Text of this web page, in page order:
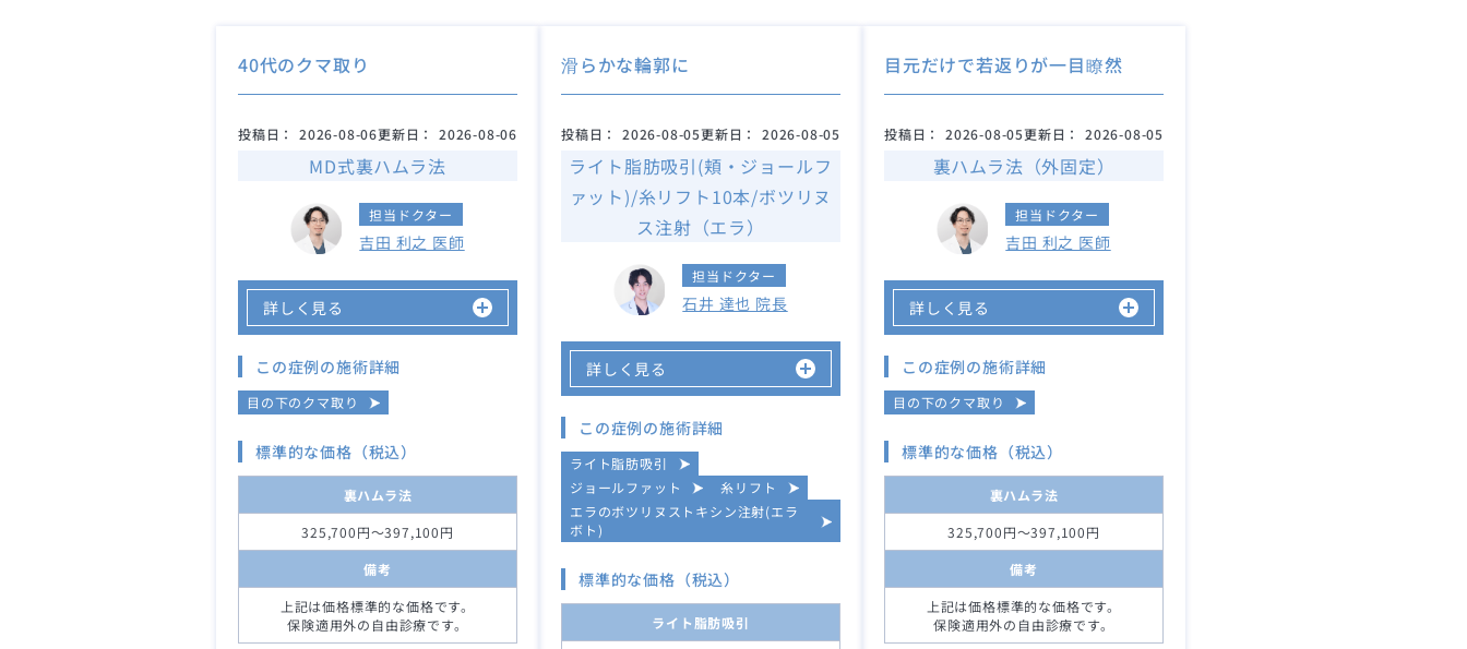
40代のクマ取り
投稿日： 2026-08-06更新日： 2026-08-06
MD式裏ハムラ法
担当ドクター
吉田 利之 医師
詳しく見る
この症例の施術詳細
目の下のクマ取り
標準的な価格（税込）
裏ハムラ法
325,700円～397,100円
備考
上記は価格標準的な価格です。
保険適用外の自由診療です。
滑らかな輪郭に
投稿日： 2026-08-05更新日： 2026-08-05
ライト脂肪吸引(頬・ジョールフ
ァット)/糸リフト10本/ボツリヌ
ス注射（エラ）
担当ドクター
石井 達也 院長
詳しく見る
この症例の施術詳細
ライト脂肪吸引
ジョールファット
糸リフト
エラのボツリヌストキシン注射(エラ
ボト)
標準的な価格（税込）
ライト脂肪吸引
目元だけで若返りが一目瞭然
投稿日： 2026-08-05更新日： 2026-08-05
裏ハムラ法（外固定）
担当ドクター
吉田 利之 医師
詳しく見る
この症例の施術詳細
目の下のクマ取り
標準的な価格（税込）
裏ハムラ法
325,700円～397,100円
備考
上記は価格標準的な価格です。
保険適用外の自由診療です。